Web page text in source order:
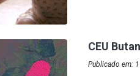
CEU
Publicado em: